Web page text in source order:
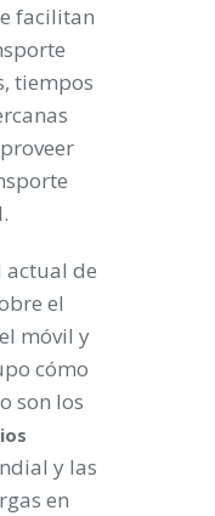
facilitan
tiempos
actual de
el
móvil y
cómo
son los
y las
en